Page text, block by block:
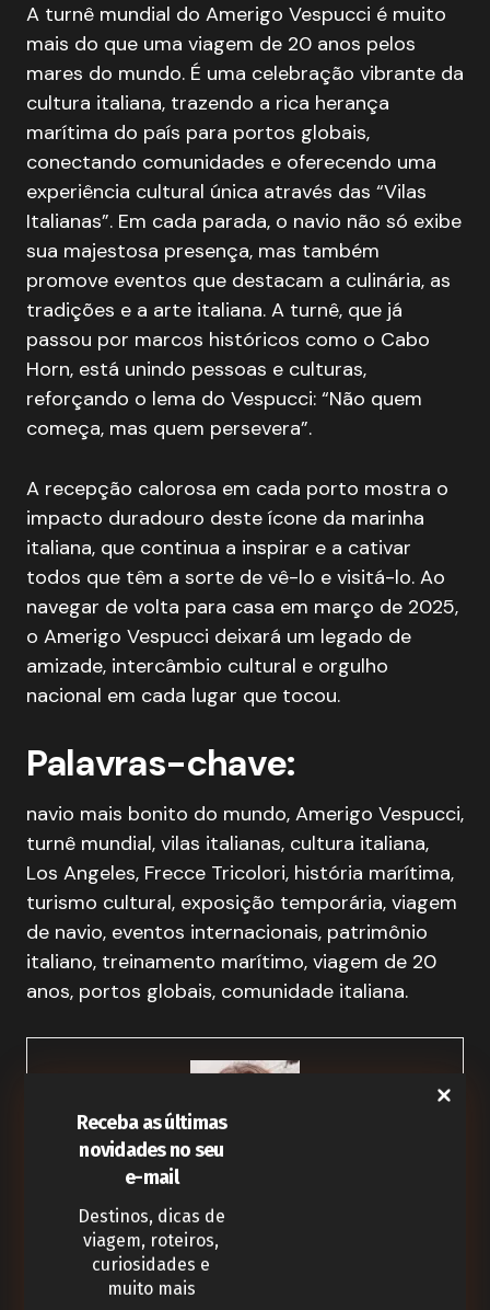
A turnê mundial do Amerigo Vespucci é muito
mais do que uma viagem de 20 anos pelos
mares do mundo. É uma celebração vibrante da
cultura italiana, trazendo a rica herança
marítima do país para portos globais,
conectando comunidades e oferecendo uma
experiência cultural única através das “Vilas
Italianas”. Em cada parada, o navio não só exibe
sua majestosa presença, mas também
promove eventos que destacam a culinária, as
tradições e a arte italiana. A turnê, que já
passou por marcos históricos como o Cabo
Horn, está unindo pessoas e culturas,
reforçando o lema do Vespucci: “Não quem
começa, mas quem persevera”.
A recepção calorosa em cada porto mostra o
impacto duradouro deste ícone da marinha
italiana, que continua a inspirar e a cativar
todos que têm a sorte de vê-lo e visitá-lo. Ao
navegar de volta para casa em março de 2025,
o Amerigo Vespucci deixará um legado de
amizade, intercâmbio cultural e orgulho
nacional em cada lugar que tocou.
Palavras-chave:
navio mais bonito do mundo, Amerigo Vespucci,
turnê mundial, vilas italianas, cultura italiana,
Los Angeles, Frecce Tricolori, história marítima,
turismo cultural, exposição temporária, viagem
de navio, eventos internacionais, patrimônio
italiano, treinamento marítimo, viagem de 20
anos, portos globais, comunidade italiana.
Receba as últimas
novidades no seu
e-mail
Destinos, dicas de
viagem, roteiros,
curiosidades e
muito mais
Geovana Fernandes Corrêa
Entusiasta de aventuras e uma amante incondicional de
novas descobertas. Tenho 34 anos de idade, nascida no